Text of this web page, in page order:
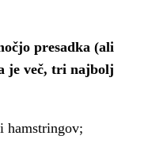
presadka (ali
je več, tri najbolj
hamstringov;